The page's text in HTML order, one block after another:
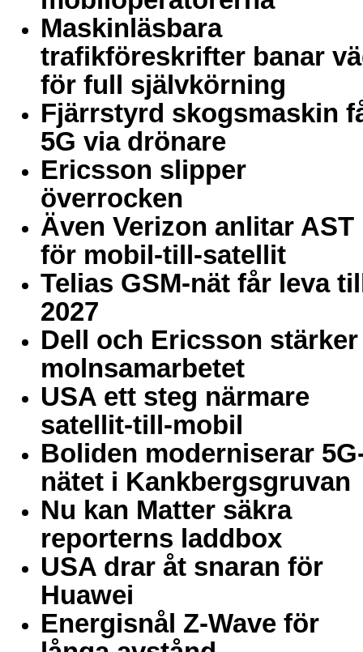
Maskinläsbara
trafikföreskrifter banar
för full självkörning
Fjärrstyrd skogsmaskin
5G via drönare
Ericsson slipper
överrocken
Även Verizon anlitar AST
för mobil-till-satellit
Telias GSM-nät får leva
2027
Dell och Ericsson stärker
molnsamarbetet
USA ett steg närmare
satellit-till-mobil
Boliden moderniserar
nätet i Kankbergsgruvan
Nu kan Matter säkra
reporterns laddbox
USA drar åt snaran för
Huawei
Energisnål Z-Wave för